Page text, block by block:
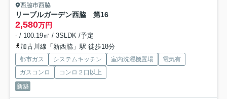
西脇市西脇
リーブルガーデン西脇 第16
2,580万円
- / 100.19㎡ / 3SLDK /予定
加古川線「新西脇」駅 徒歩18分
都市ガス システムキッチン 室内洗濯機置場
電気有
ガスコンロ
コンロ２口以上
新築